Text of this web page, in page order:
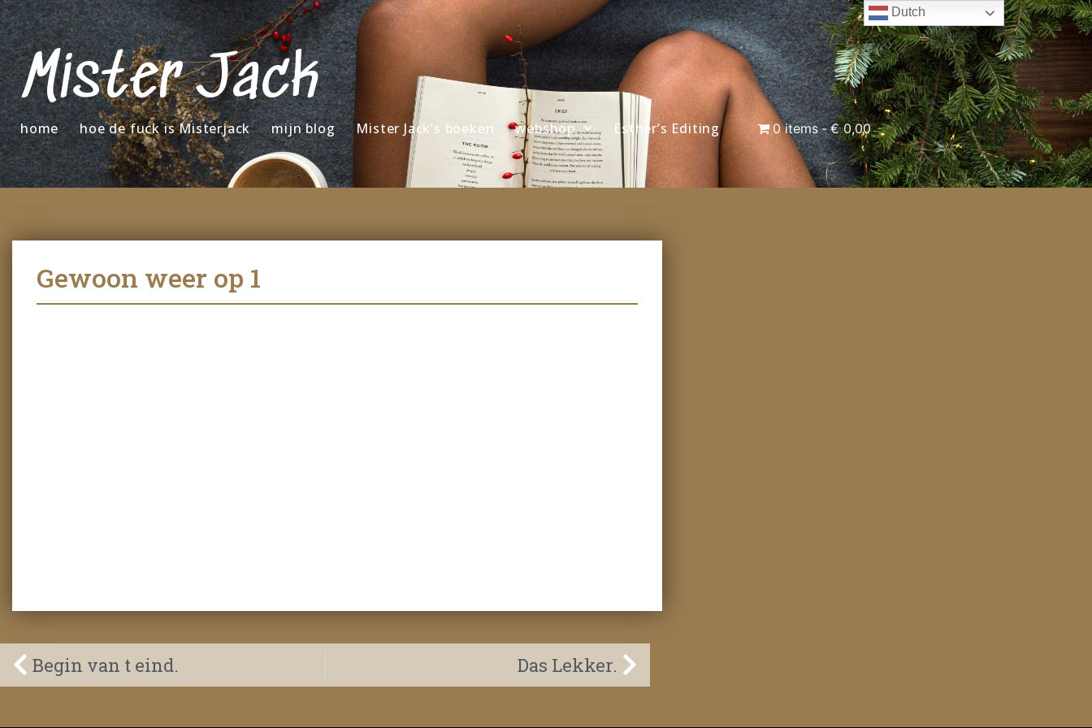
Mister Jack
home hoe de fuck is Misterjack mijn blog Mister Jack’s boeken webshop Esther’s Editing 0 items € 0,00
Gewoon weer op 1
Begin van t eind. Das Lekker.
Dutch